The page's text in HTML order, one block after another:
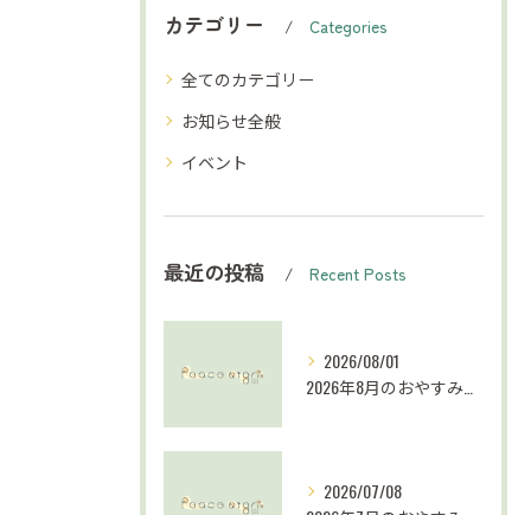
カテゴリー Categories
全てのカテゴリー
お知らせ全般
イベント
最近の投稿 Recent Posts
2026/08/01
2026/07/08